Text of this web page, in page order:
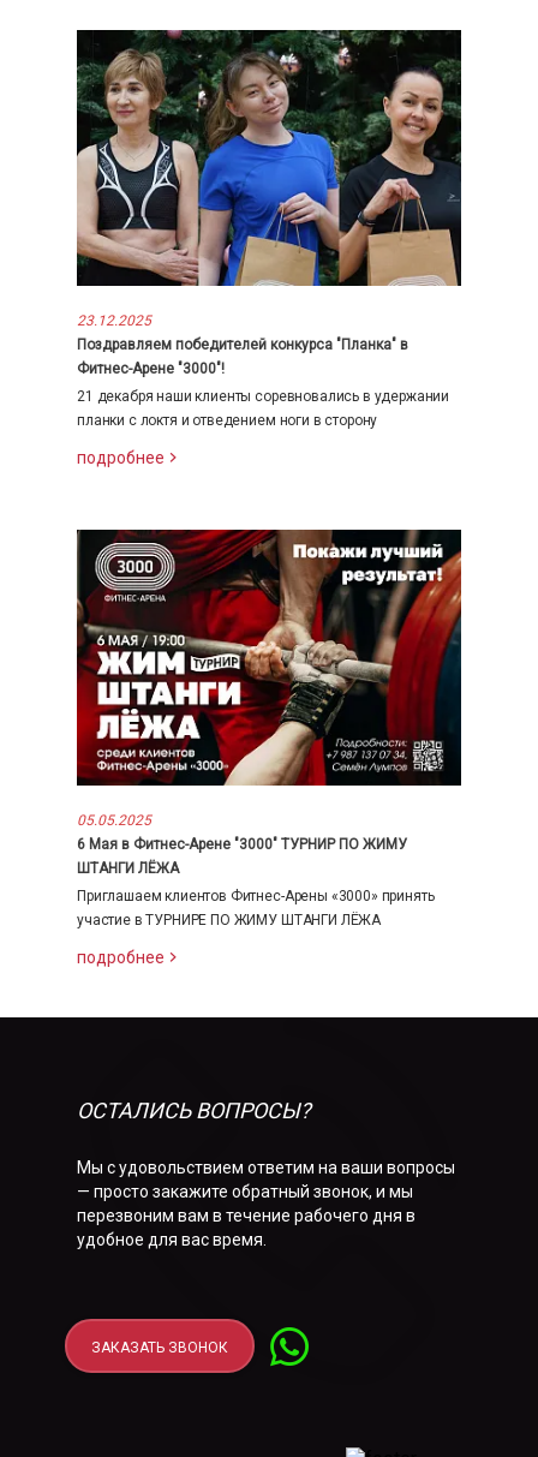
23.12.2025
Поздравляем победителей конкурса "Планка" в
Фитнес-Арене "3000"!
21 декабря наши клиенты соревновались в удержании
планки с локтя и отведением ноги в сторону
подробнее
05.05.2025
6 Мая в Фитнес-Арене "3000" ТУРНИР ПО ЖИМУ
ШТАНГИ ЛЁЖА
Приглашаем клиентов Фитнес-Арены «3000» принять
участие в ТУРНИРЕ ПО ЖИМУ ШТАНГИ ЛЁЖА
подробнее
ОСТАЛИСЬ ВОПРОСЫ?
Мы с удовольствием ответим на ваши вопросы
— просто закажите обратный звонок, и мы
перезвоним вам в течение рабочего дня в
удобное для вас время.
ЗАКАЗАТЬ ЗВОНОК